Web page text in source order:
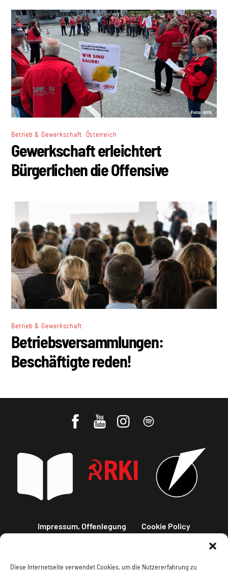
Diese Internetseite verwendet Cookies, um die Nutzererfahrung zu
Betrieb & Gewerkschaft Österreich
Gewerkschaft erleichtert
Bürgerlichen die Offensive
Betrieb & Gewerkschaft
Betriebsversammlungen:
Beschäftigte reden!
Impressum, Offenlegung Cookie Policy